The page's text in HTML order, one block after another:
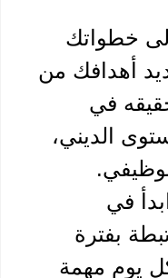
ولهذا يجب أن تكون أولى خطواتك
في تطويرك لذاتك: تحديد أهدافك من
الحياة وما الذي تريد تحقيقه في
الفترة الحالية على المستوى الديني،
وبعد أن تضع أهدافك، ابدأ في
تقسيمها إلى خطط مرتبطة بفترة
زمنية محددة، وليكن لكل يوم مهمة